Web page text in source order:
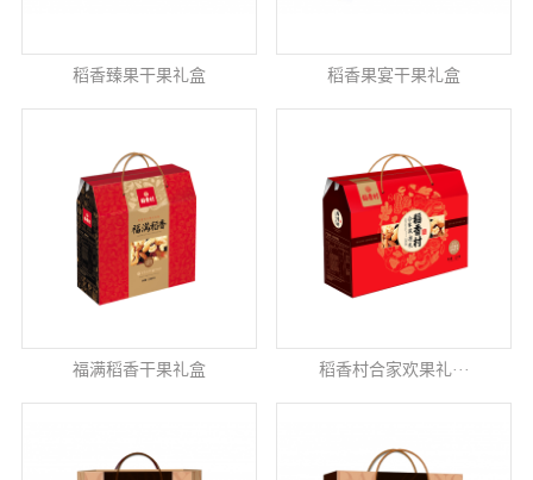
稻香臻果干果礼盒 稻香果宴干果礼盒
福满稻香干果礼盒 稻香村合家欢果礼···